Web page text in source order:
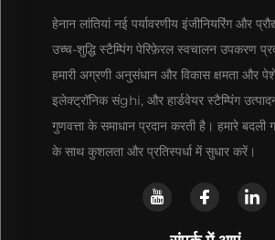
हेनान लांतियां नई पर्यावरणीय इंजीनियरिंग और
उच्च-शुद्धि स्टैम्पिंग पेरिफ़ेरल स्वचालन उपकरण
हमारी अग्रणी अनुसंधान और विकास क्षमता और
इलेक्ट्रॉनिक संghi, और हार्डवेयर स्टैम्पिंग
गुणवत्ता के समाधान प्रदान करती है। हमारे बदली
के साथ कुशलता और प्रतिस्पर्धा में सुधार करें।